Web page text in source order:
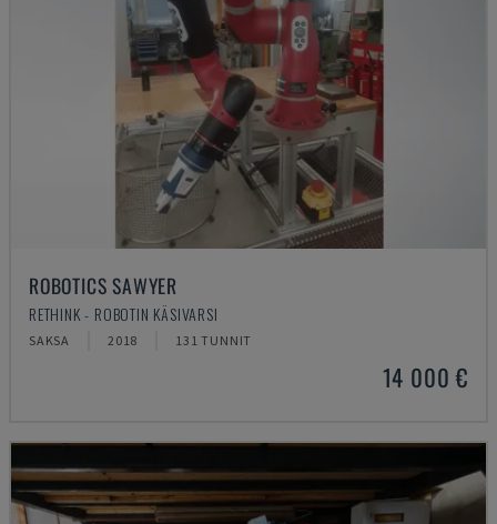
ROBOTICS SAWYER
RETHINK - ROBOTIN KÄSIVARSI
SAKSA 2018 131 TUNNIT
14 000 €